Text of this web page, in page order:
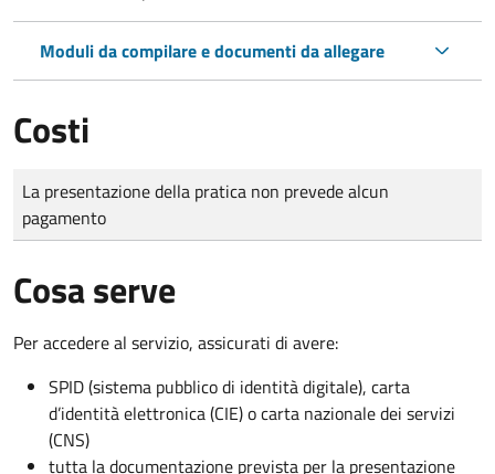
Moduli da compilare e documenti da allegare
Costi
Tipo di pagamento
Importo
La presentazione della pratica non prevede alcun
pagamento
Cosa serve
Per accedere al servizio, assicurati di avere:
SPID (sistema pubblico di identità digitale), carta
d’identità elettronica (CIE) o carta nazionale dei servizi
(CNS)
tutta la documentazione prevista per la presentazione